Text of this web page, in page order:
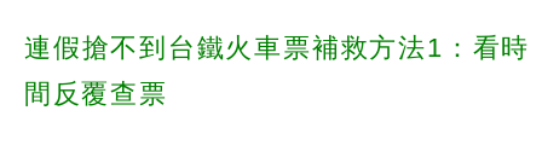
連假搶不到台鐵火車票補救方法1：看時
間反覆查票